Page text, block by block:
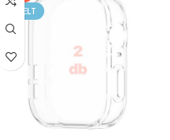
KIEMELT